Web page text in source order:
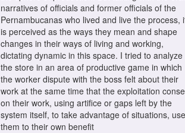
narratives of officials and former officials of the
Pernambucanas who lived and live the process,
is perceived as the ways they mean and shape
changes in their ways of living and working,
dictating dynamic in this space. I tried to analyze
the store in an area of productive game in which
the worker dispute with the boss felt about their
work at the same time that the exploitation
on their work, using artifice or gaps left by the
system itself, to take advantage of situations,
them to their own benefit